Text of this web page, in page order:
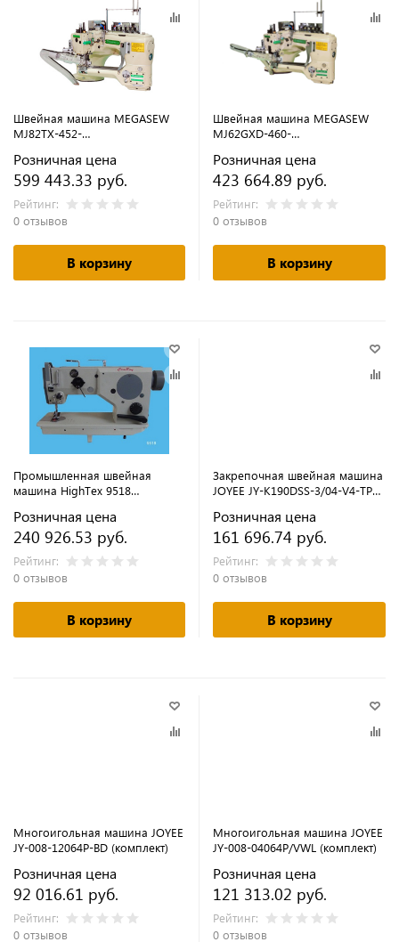
Швейная машина MEGASEW
MJ82TX-452-
Розничная цена
599 443.33 руб.
Рейтинг:
0 отзывов
В корзину
Швейная машина MEGASEW
MJ62GXD-460-
(флэтлок)
Розничная цена
423 664.89 руб.
Рейтинг:
0 отзывов
В корзину
Промышленная швейная
машина HighTex 9518
Розничная цена
240 926.53 руб.
Рейтинг:
0 отзывов
В корзину
Закрепочная швейная машина
JOYEE JY-K190DSS-3/04-V4-TP
панелью)
Розничная цена
161 696.74 руб.
Рейтинг:
0 отзывов
В корзину
Многоигольная машина JOYEE
JY-008-12064P-BD (комплект)
Розничная цена
92 016.61 руб.
Рейтинг:
0 отзывов
Многоигольная машина JOYEE
JY-008-04064P/VWL (комплект)
Розничная цена
121 313.02 руб.
Рейтинг:
0 отзывов